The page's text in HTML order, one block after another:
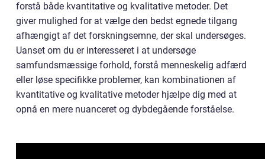
forstå både kvantitative og kvalitative metoder. Det
giver mulighed for at vælge den bedst egnede tilgang
afhængigt af det forskningsemne, der skal undersøges.
Uanset om du er interesseret i at undersøge
samfundsmæssige forhold, forstå menneskelig adfærd
eller løse specifikke problemer, kan kombinationen af
kvantitative og kvalitative metoder hjælpe dig med at
opnå en mere nuanceret og dybdegående forståelse.